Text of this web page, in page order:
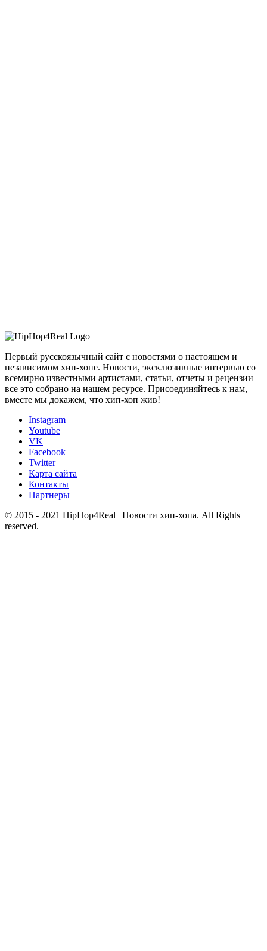
Первый русскоязычный сайт с новостями о настоящем и
независимом хип-хопе. Новости, эксклюзивные интервью со
всемирно известными артистами, статьи, отчеты и рецензии –
все это собрано на нашем ресурсе. Присоединяйтесь к нам,
вместе мы докажем, что хип-хоп жив!
Instagram
Youtube
VK
Facebook
Twitter
Карта сайта
Контакты
Партнеры
© 2015 - 2021 HipHop4Real | Новости хип-хопа. All Rights
reserved.